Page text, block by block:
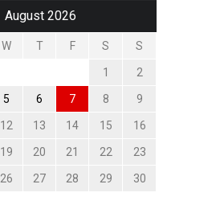
August 2026
W T F S S
1 2
5 6 7 8 9
12 13 14 15 16
19 20 21 22 23
26 27 28 29 30